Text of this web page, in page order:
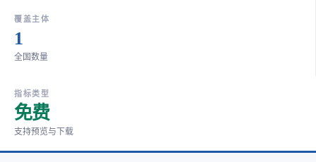
覆盖主体
1
全国数量
指标类型
免费
支持预览与下载